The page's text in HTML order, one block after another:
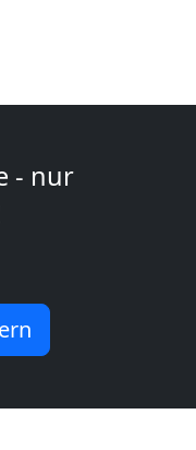
- nur